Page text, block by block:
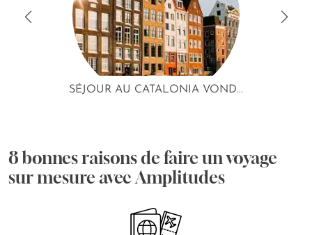
SÉJOUR AU CATALONIA VOND...
8 bonnes raisons de faire un voyage
sur mesure avec Amplitudes